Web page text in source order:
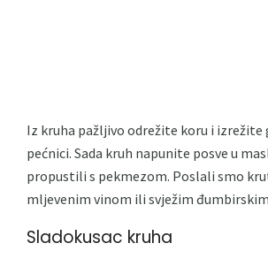
Iz kruha pažljivo odrežite koru i
pećnici. Sada kruh napunite posve u
propustili s pekmezom. Poslali smo
mljevenim vinom ili svježim
Sladokusac kruha